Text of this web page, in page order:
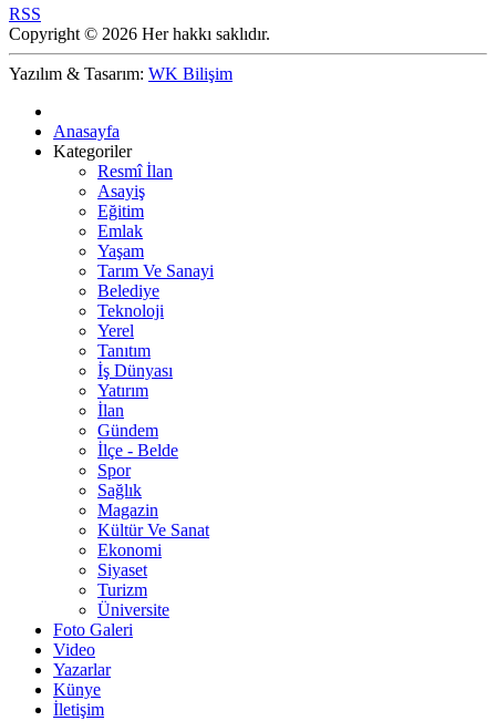
RSS
Copyright © 2026 Her hakkı saklıdır.
Yazılım & Tasarım: WK Bilişim
Anasayfa
Kategoriler
Resmî İlan
Asayiş
Eğitim
Emlak
Yaşam
Tarım Ve Sanayi
Belediye
Teknoloji
Yerel
Tanıtım
İş Dünyası
Yatırım
İlan
Gündem
İlçe - Belde
Spor
Sağlık
Magazin
Kültür Ve Sanat
Ekonomi
Siyaset
Turizm
Üniversite
Foto Galeri
Video
Yazarlar
Künye
İletişim